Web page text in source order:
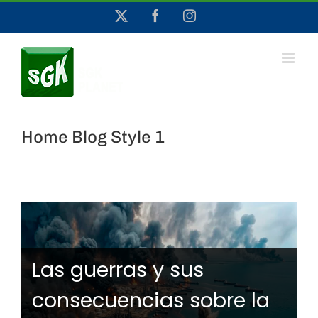
contenido
FacebookInstagram
Home Blog Style 1
Las guerras y sus
consecuencias sobre la
Conoce cómo se
relacionan las tormentas
invernales con el vórtice
polar y el cambio